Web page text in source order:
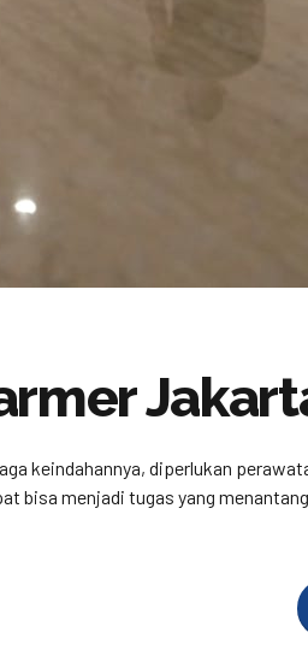
keindahannya, diperlukan
bisa menjadi tugas yang